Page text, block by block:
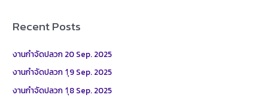
h
Recent Posts
งานกำจัดปลวก 20 Sep. 2025
งานกำจัดปลวก 1ุ9 Sep. 2025
งานกำจัดปลวก 1ุ8 Sep. 2025